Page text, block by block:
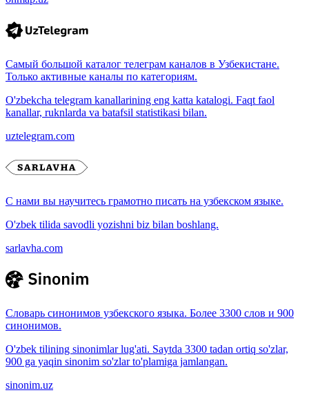
Самый большой каталог телеграм каналов в Узбекистане.
Только активные каналы по категориям.
O'zbekcha telegram kanallarining eng katta katalogi. Faqt faol
kanallar, ruknlarda va batafsil statistikasi bilan.
uztelegram.com
С нами вы научитесь грамотно писать на узбекском языке.
O'zbek tilida savodli yozishni biz bilan boshlang.
sarlavha.com
Словарь синонимов узбекского языка. Более 3300 слов и 900
синонимов.
O'zbek tilining sinonimlar lug'ati. Saytda 3300 tadan ortiq so'zlar,
900 ga yaqin sinonim so'zlar to'plamiga jamlangan.
sinonim.uz